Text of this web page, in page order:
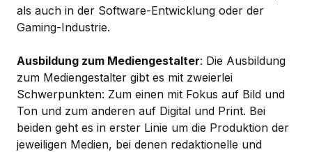
als auch in der Software-Entwicklung oder der
Gaming-Industrie.
Ausbildung zum Mediengestalter: Die Ausbildung
zum Mediengestalter gibt es mit zweierlei
Schwerpunkten: Zum einen mit Fokus auf Bild und
Ton und zum anderen auf Digital und Print. Bei
beiden geht es in erster Linie um die Produktion der
jeweiligen Medien, bei denen redaktionelle und